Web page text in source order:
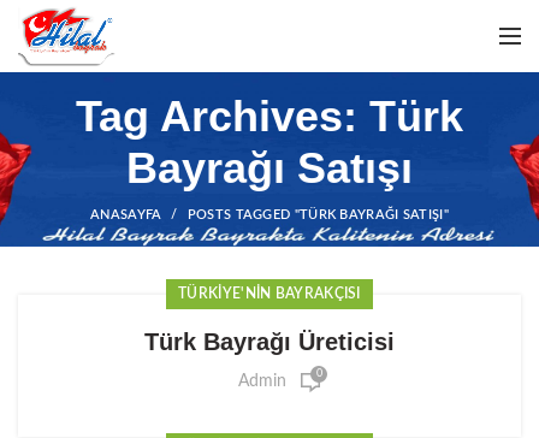
Tag Archives: Türk
Bayrağı Satışı
ANASAYFA POSTS TAGGED "TÜRK BAYRAĞI SATIŞI"
TÜRKIYE'NIN BAYRAKÇISI
Türk Bayrağı Üreticisi
Admin 0